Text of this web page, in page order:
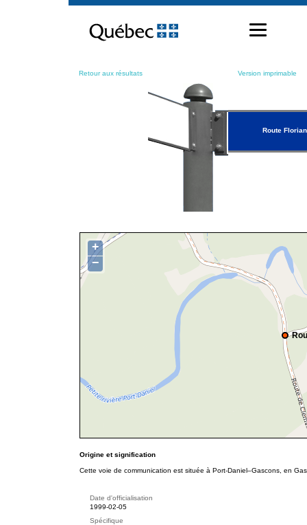
contenu
Retour aux résultats Version imprimable
Route Florian
+
−
Origine et signification
Cette voie de communication est située à Port-Daniel–Gascons, en
Date d'officialisation
1999-02-05
Spécifique